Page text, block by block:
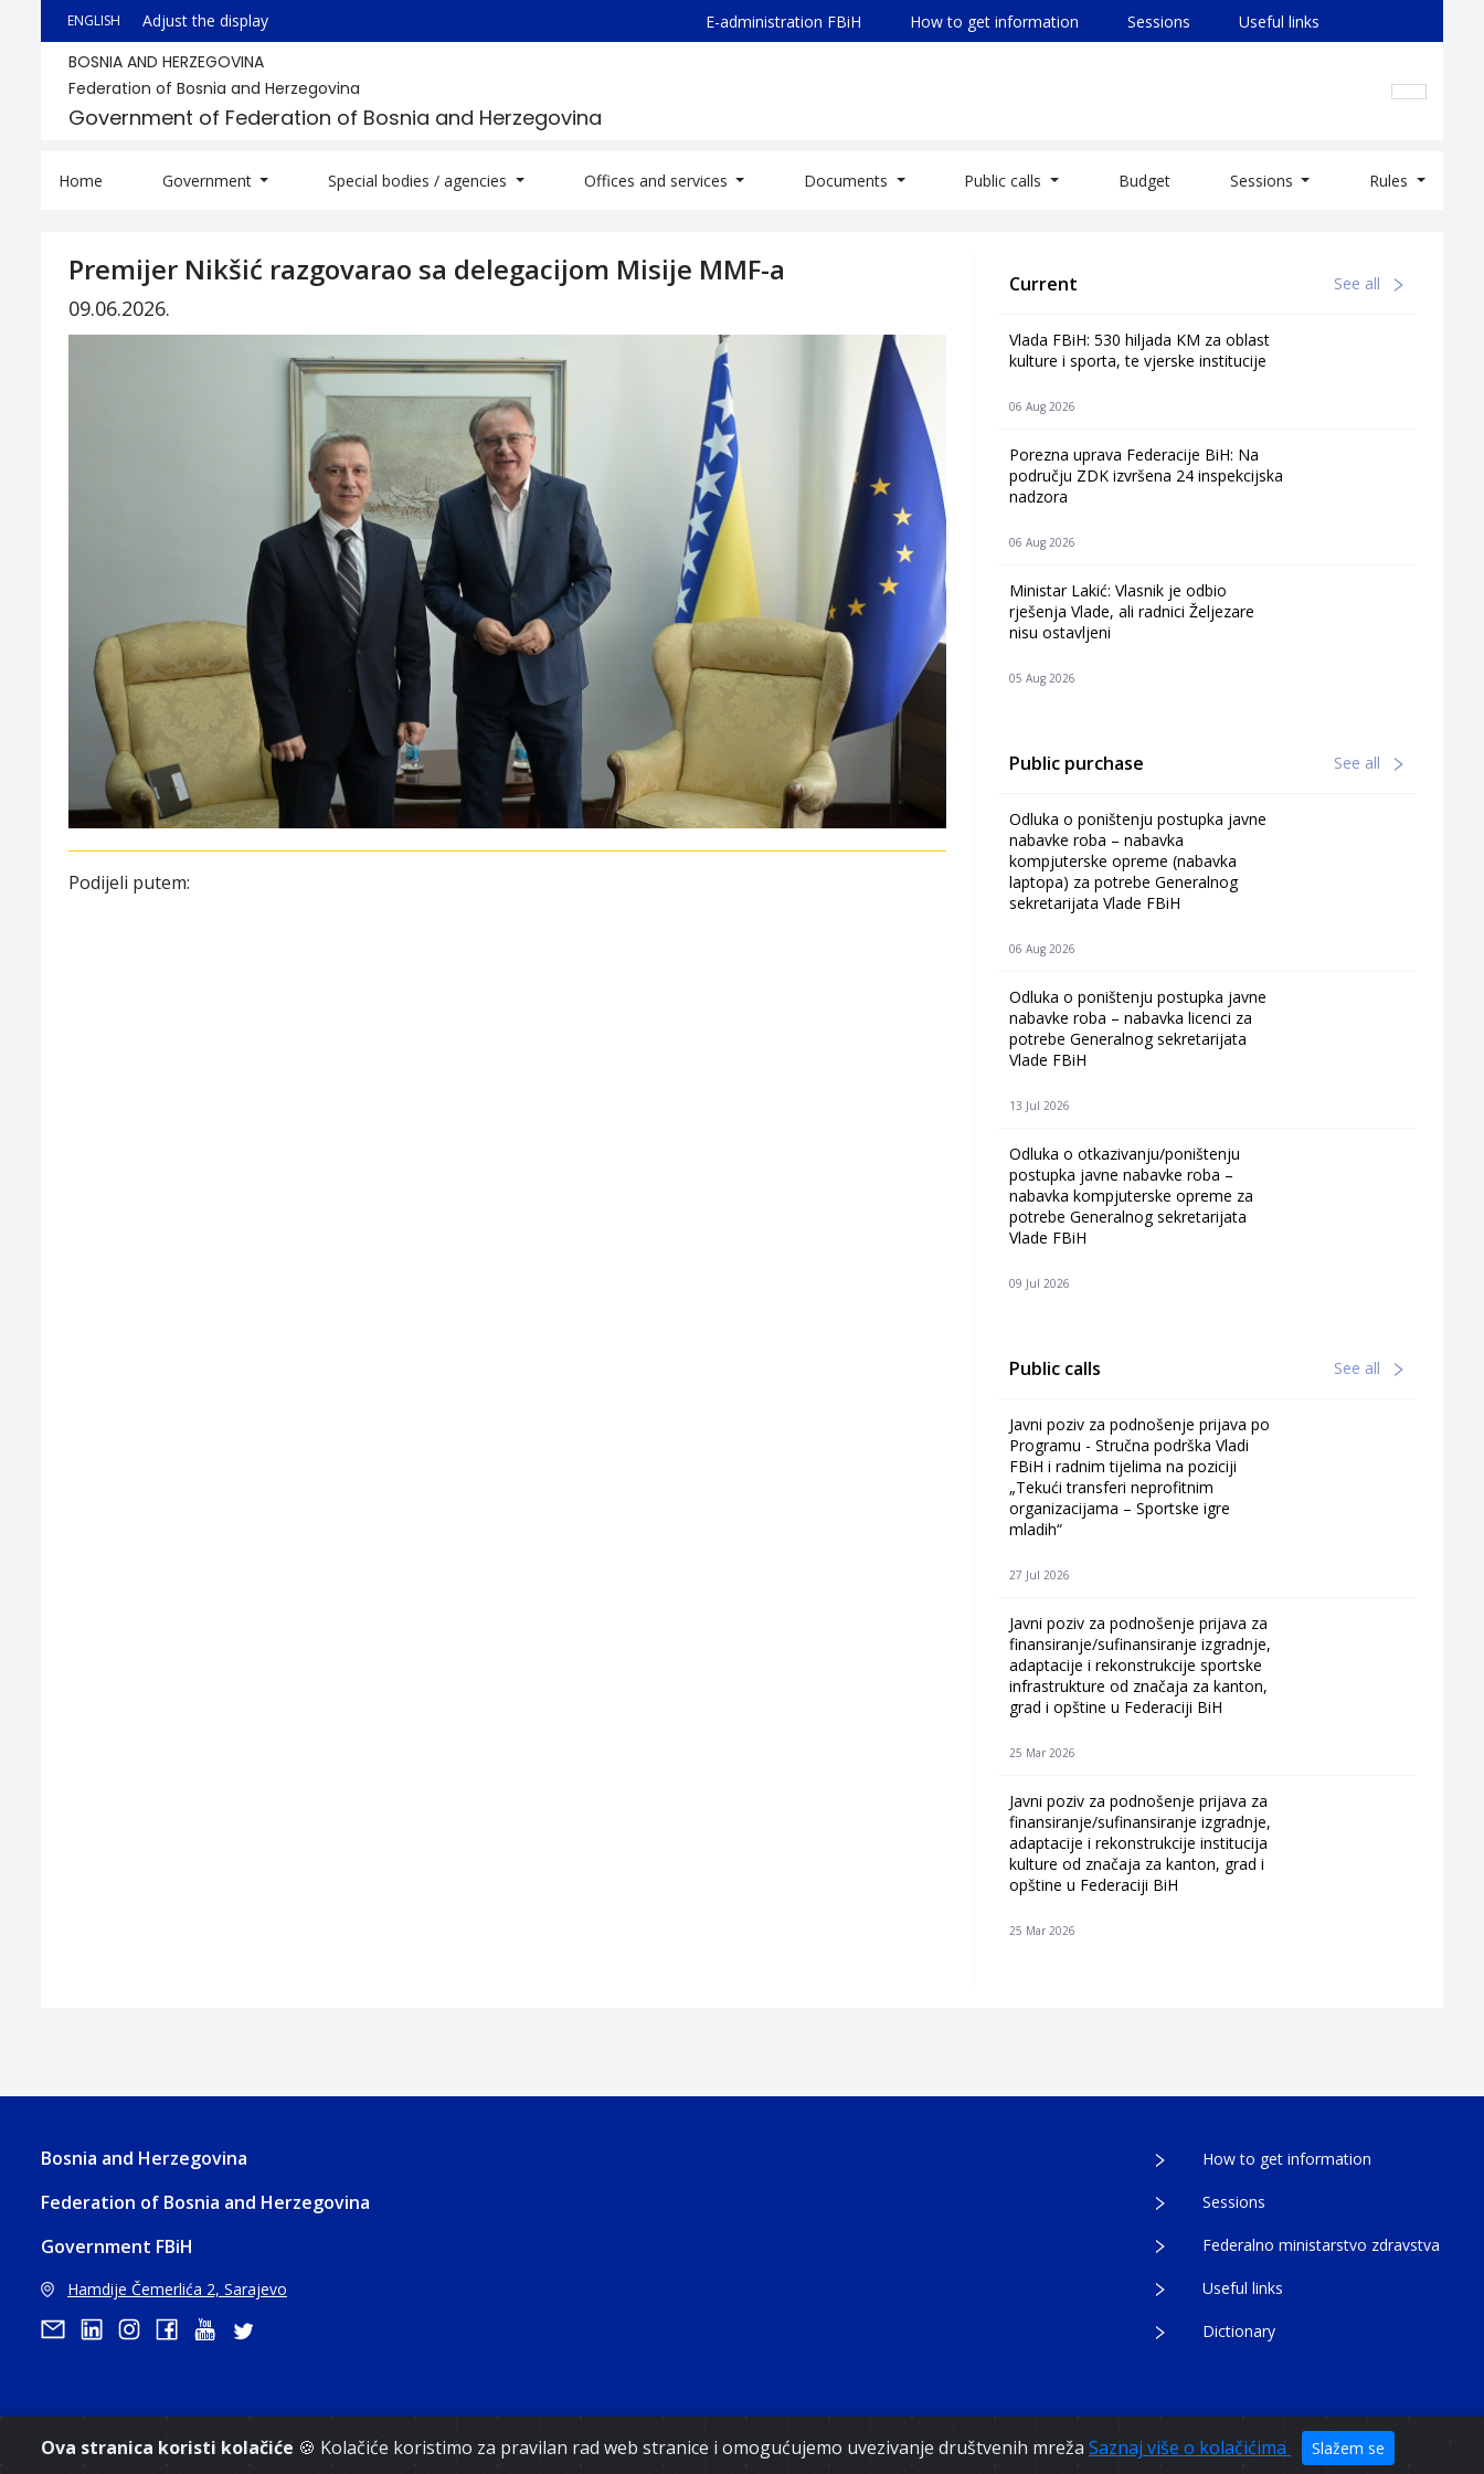
Ova stranica koristi kolačiće 🍪 Kolačiće koristimo za pravilan rad web stranice i omogućujemo uvezivanje društvenih mreža Saznaj više o kolačićima Slažem se
ENGLISH Adjust the display E-administration FBiH How to get information Sessions Useful links
BOSNIA AND HERZEGOVINA
Federation of Bosnia and Herzegovina
Government of Federation of Bosnia and Herzegovina
Home Government Special bodies / agencies Offices and services Documents Public calls Budget Sessions Rules
Premijer Nikšić razgovarao sa delegacijom Misije MMF-a
09.06.2026.
Podijeli putem:
Current See all
Vlada FBiH: 530 hiljada KM za oblast
kulture i sporta, te vjerske institucije
06 Aug 2026
Porezna uprava Federacije BiH: Na
području ZDK izvršena 24 inspekcijska
nadzora
06 Aug 2026
Ministar Lakić: Vlasnik je odbio
rješenja Vlade, ali radnici Željezare
nisu ostavljeni
05 Aug 2026
Public purchase See all
Odluka o poništenju postupka javne
nabavke roba – nabavka
kompjuterske opreme (nabavka
laptopa) za potrebe Generalnog
sekretarijata Vlade FBiH
06 Aug 2026
Odluka o poništenju postupka javne
nabavke roba – nabavka licenci za
potrebe Generalnog sekretarijata
Vlade FBiH
13 Jul 2026
Odluka o otkazivanju/poništenju
postupka javne nabavke roba –
nabavka kompjuterske opreme za
potrebe Generalnog sekretarijata
Vlade FBiH
09 Jul 2026
Public calls See all
Javni poziv za podnošenje prijava po
Programu - Stručna podrška Vladi
FBiH i radnim tijelima na poziciji
„Tekući transferi neprofitnim
organizacijama – Sportske igre
mladih“
27 Jul 2026
Javni poziv za podnošenje prijava za
finansiranje/sufinansiranje izgradnje,
adaptacije i rekonstrukcije sportske
infrastrukture od značaja za kanton,
grad i opštine u Federaciji BiH
25 Mar 2026
Javni poziv za podnošenje prijava za
finansiranje/sufinansiranje izgradnje,
adaptacije i rekonstrukcije institucija
kulture od značaja za kanton, grad i
opštine u Federaciji BiH
25 Mar 2026
Bosnia and Herzegovina
Federation of Bosnia and Herzegovina
Government FBiH
Hamdije Čemerlića 2, Sarajevo
How to get information
Sessions
Federalno ministarstvo zdravstva
Useful links
Dictionary
Copyright 2021. Government of Federation of Bosnia and Herzegovina